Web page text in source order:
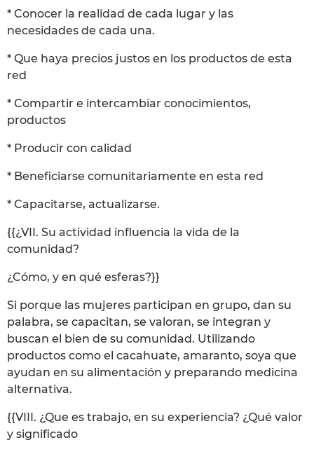
* Conocer la realidad de cada lugar y las
necesidades de cada una.
* Que haya precios justos en los productos de esta
red
* Compartir e intercambiar conocimientos,
productos
* Producir con calidad
* Beneficiarse comunitariamente en esta red
* Capacitarse, actualizarse.
{{¿VII. Su actividad influencia la vida de la
comunidad?
¿Cómo, y en qué esferas?}}
Si porque las mujeres participan en grupo, dan su
palabra, se capacitan, se valoran, se integran y
buscan el bien de su comunidad. Utilizando
productos como el cacahuate, amaranto, soya que
ayudan en su alimentación y preparando medicina
alternativa.
{{VIII. ¿Que es trabajo, en su experiencia? ¿Qué valor
y significado